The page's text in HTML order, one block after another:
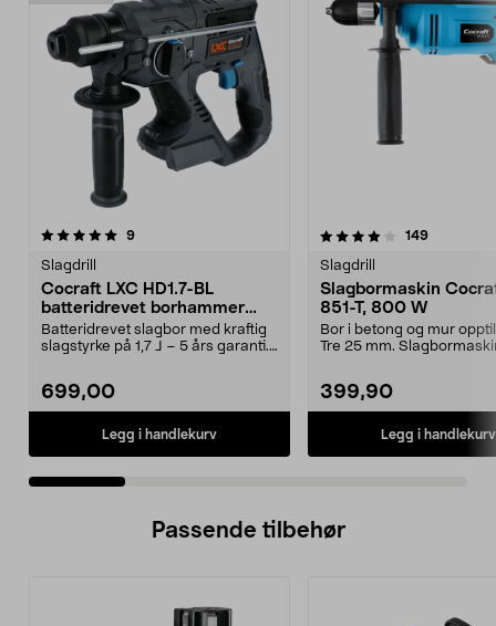
9anmeldelser
Slagdrill
Cocraft LXC HD1.7-BL
batteridrevet borhammer
SDS, 18 V
Batteridrevet slagbor med kraftig
slagstyrke på 1,7 J – 5 års garanti.
699,00
Legg i handlekurv
4.0 av 5 stjerner 149
Slagdrill
Slagbormaskin
851-T, 800 W
Bor i betong og mur
Tre 25 mm.
399,90
Legg i handlekurv
4.5 av 5 stjerner
Passende tilbehør